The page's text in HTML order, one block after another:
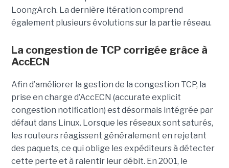
LoongArch. La dernière itération comprend
également plusieurs évolutions sur la partie réseau.
La congestion de TCP corrigée grâce à
AccECN
Afin d’améliorer la gestion de la congestion TCP, la
prise en charge d'AccECN (accurate explicit
congestion notification) est désormais intégrée par
défaut dans Linux. Lorsque les réseaux sont saturés,
les routeurs réagissent généralement en rejetant
des paquets, ce qui oblige les expéditeurs à détecter
cette perte et à ralentir leur débit. En 2001, le